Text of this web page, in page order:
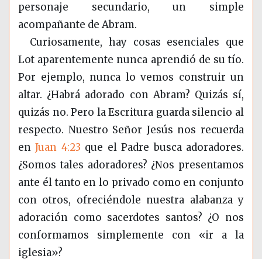
personaje secundario, un simple
acompañante de Abram.
Curiosamente, hay cosas esenciales que
Lot aparentemente nunca aprendió de su tío.
Por ejemplo, nunca lo vemos construir un
altar. ¿Habrá adorado con Abram? Quizás sí,
quizás no. Pero la Escritura guarda silencio al
respecto. Nuestro Señor Jesús nos recuerda
enJuan 4:23 que el Padre busca adoradores.
¿Somos tales adoradores? ¿Nos presentamos
ante él tanto en lo privado como en conjunto
con otros, ofreciéndole nuestra alabanza y
adoración como sacerdotes santos? ¿O nos
conformamos simplemente con «ir a la
iglesia»?